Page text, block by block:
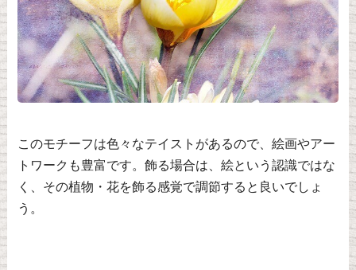
このモチーフは色々なテイストがあるので、絵画やアー
トワークも豊富です。飾る場合は、絵という認識ではな
く、その植物・花を飾る感覚で調節すると良いでしょ
う。